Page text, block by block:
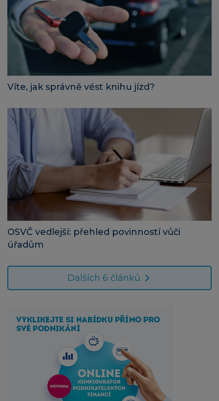
Víte, jak správně vést knihu jízd?
OSVČ vedlejší: přehled povinností vůči
úřadům
Dalších 6 článků